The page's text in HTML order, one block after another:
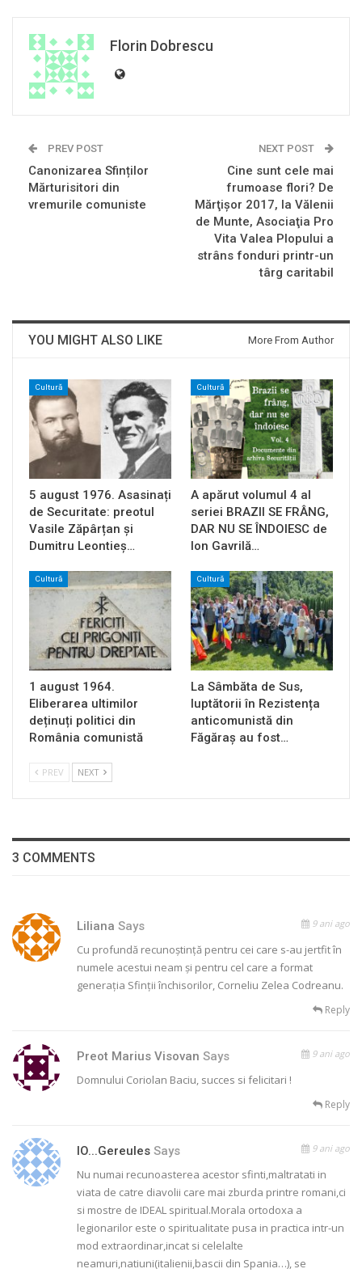
Florin Dobrescu
PREV POST
Canonizarea Sfinților
Mărturisitori din
vremurile comuniste
NEXT POST
Cine sunt cele mai
frumoase flori? De
Mărţişor 2017, la Vălenii
de Munte, Asociaţia Pro
Vita Valea Plopului a
strâns fonduri printr-un
târg caritabil
YOU MIGHT ALSO LIKE More From Author
Cultură
5 august 1976. Asasinați
de Securitate: preotul
Vasile Zăpârțan și
Dumitru Leontieș…
Cultură
A apărut volumul 4 al
seriei BRAZII SE FRÂNG,
DAR NU SE ÎNDOIESC de
Ion Gavrilă…
Cultură
1 august 1964.
Eliberarea ultimilor
deținuți politici din
România comunistă
Cultură
La Sâmbăta de Sus,
luptătorii în Rezistența
anticomunistă din
Făgăraș au fost…
PREV NEXT
3 COMMENTS
Liliana Says 9 ani ago
Cu profundă recunoștință pentru cei care s-au jertfit în
numele acestui neam și pentru cel care a format
generația Sfinții închisorilor, Corneliu Zelea Codreanu.
Reply
Preot Marius Visovan Says 9 ani ago
Domnului Coriolan Baciu, succes si felicitari !
Reply
IO...gereules Says 9 ani ago
Nu numai recunoasterea acestor sfinti,maltratati in
viata de catre diavolii care mai zburda printre romani,ci
si mostre de IDEAL spiritual.Morala ortodoxa a
legionarilor este o spiritualitate pusa in practica intr-un
mod extraordinar,incat si celelalte
neamuri,natiuni(italienii,bascii din Spania…), se